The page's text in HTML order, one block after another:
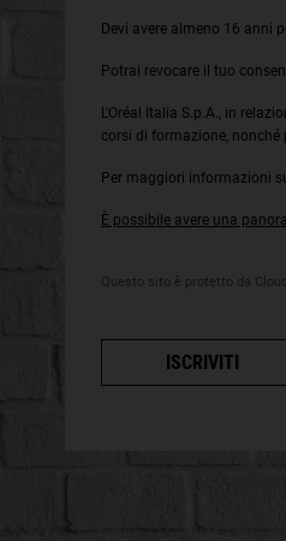
Devi avere almeno 16 anni
Potrai revocare il tuo
L'Oréal Italia S.p.A., in
corsi di formazione,
Per maggiori informazioni
È possibile avere una
Questo sito è protetto da
ISCRIVITI